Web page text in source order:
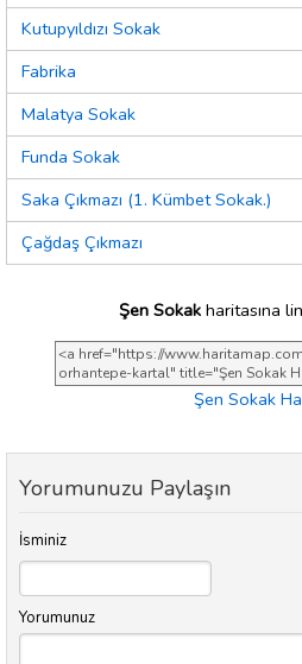
Kutupyıldızı Sokak
Fabrika
Malatya Sokak
Funda Sokak
Saka Çıkmazı (1. Kümbet Sokak.)
Çağdaş Çıkmazı
Şen Sokak haritasına
Şen Sokak
Yorumunuzu Paylaşın
İsminiz
Yorumunuz